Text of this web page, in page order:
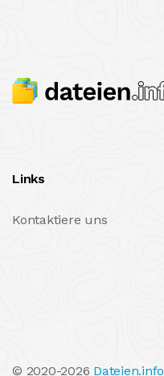
Links
Kontaktiere uns
© 2020-2026 Dateien.info